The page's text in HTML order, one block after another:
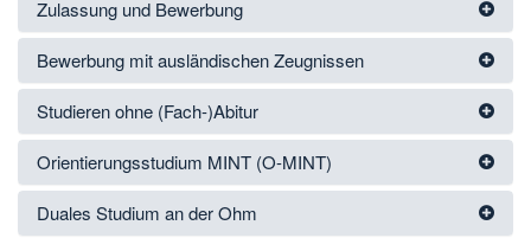
Zulassung und Bewerbung
Bewerbung mit ausländischen Zeugnissen
Studieren ohne (Fach-)Abitur
Orientierungsstudium MINT (O-MINT)
Duales Studium an der Ohm